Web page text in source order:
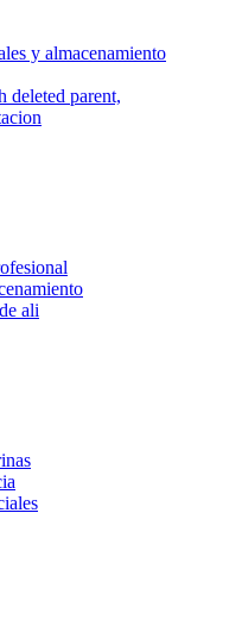
y almacenamiento
deleted parent,
ali